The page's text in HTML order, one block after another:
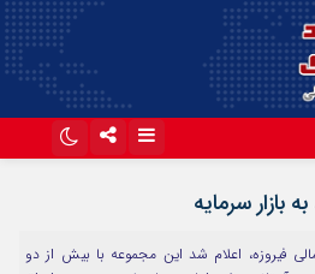
بازار سرمایه
فیروزه، اعلام شد این مجموعه با بیش از دو